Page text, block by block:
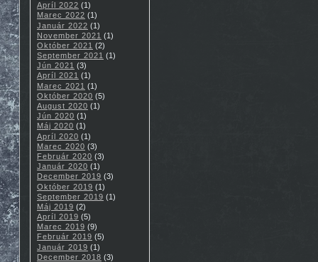
Apríl 2022 (1)
Marec 2022 (1)
Január 2022 (1)
November 2021 (1)
Október 2021 (2)
September 2021 (1)
Jún 2021 (3)
Apríl 2021 (1)
Marec 2021 (1)
Október 2020 (5)
August 2020 (1)
Jún 2020 (1)
Máj 2020 (1)
Apríl 2020 (1)
Marec 2020 (3)
Február 2020 (3)
Január 2020 (1)
December 2019 (3)
Október 2019 (1)
September 2019 (1)
Máj 2019 (2)
Apríl 2019 (5)
Marec 2019 (9)
Február 2019 (5)
Január 2019 (1)
December 2018 (3)